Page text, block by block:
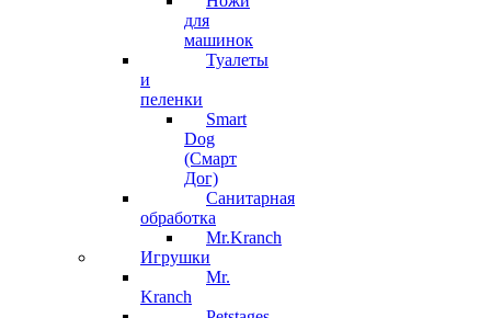
для
машинок
Туалеты
и
пеленки
Smart
Dog
(Смарт
Дог)
Санитарная
обработка
Mr.Kranch
Игрушки
Mr.
Kranch